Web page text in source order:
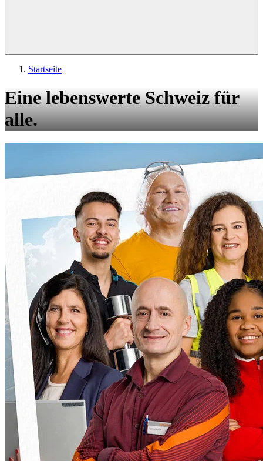
Startseite
Eine lebenswerte Schweiz für
alle.